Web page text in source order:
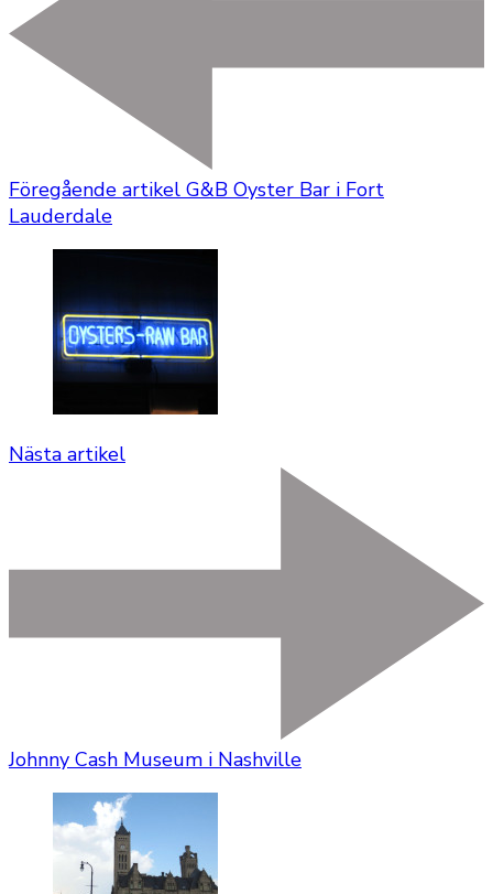
Föregående artikel G&B Oyster Bar i Fort
Lauderdale
Nästa artikel
Johnny Cash Museum i Nashville